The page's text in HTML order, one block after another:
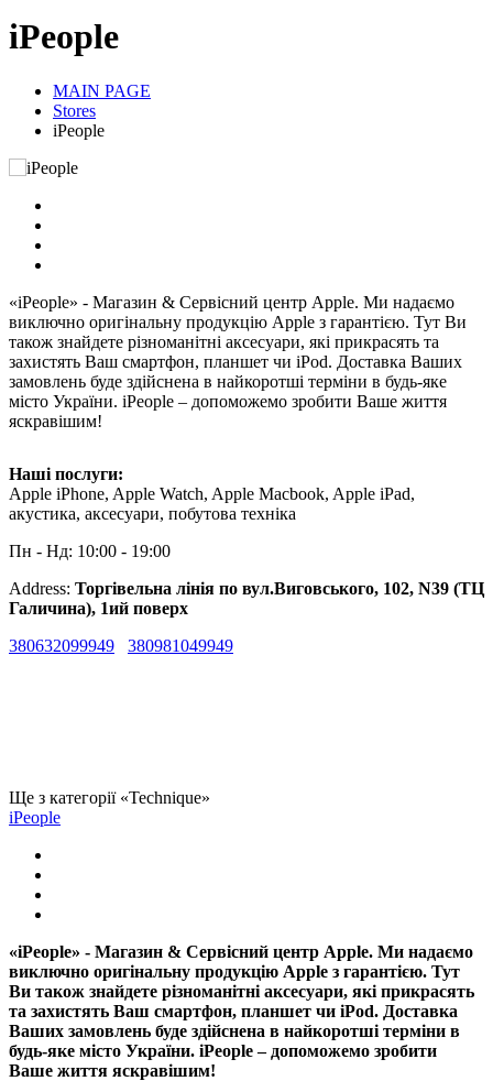
iPeople
MAIN PAGE
Stores
iPeople
«iPeople» - Магазин & Сервісний центр Apple. Ми надаємо
виключно оригінальну продукцію Apple з гарантією. Тут Ви
також знайдете різноманітні аксесуари, які прикрасять та
захистять Ваш смартфон, планшет чи iPod. Доставка Ваших
замовлень буде здійснена в найкоротші терміни в будь-яке
місто України. iPeople – допоможемо зробити Ваше життя
яскравішим!
Наші послуги:
Apple iPhone, Apple Watch, Apple Macbook, Apple iPad,
акустика, аксесуари, побутова техніка
Пн - Нд: 10:00 - 19:00
Address: Торгівельна лінія по вул.Виговського, 102, N39 (ТЦ
Галичина), 1ий поверх
380632099949
380981049949
Ще з категорії «Technique»
iPeople
«iPeople» - Магазин & Сервісний центр Apple. Ми надаємо
виключно оригінальну продукцію Apple з гарантією. Тут
Ви також знайдете різноманітні аксесуари, які прикрасять
та захистять Ваш смартфон, планшет чи iPod. Доставка
Ваших замовлень буде здійснена в найкоротші терміни в
будь-яке місто України. iPeople – допоможемо зробити
Ваше життя яскравішим!